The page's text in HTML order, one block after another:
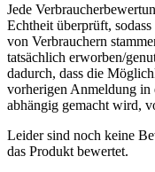
Jede
Echtheit überprüft,
von Verbrauchern
tatsächlich erworben/
dadurch, dass die
vorherigen Anmeldung in
abhängig gemacht wird,
Leider sind noch keine
das Produkt bewertet.